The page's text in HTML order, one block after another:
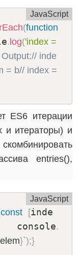
JavaScript
(function
. log('index =
// inde
= b// index =
ES6 итерации
и итераторы) и
entries(),
JavaScript
const [inde
console
.
elem}`);}